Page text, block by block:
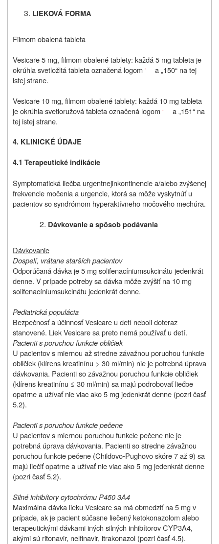
LIEKOVÁ FORMA
Filmom obalená tableta
Vesicare 5 mg, filmom obalené tablety: každá 5 mg tableta je
okrúhla svetložltá tableta označená logom
a „150“ na tej
istej strane.
Vesicare 10 mg, filmom obalené tablety: každá 10 mg tableta
je okrúhla svetloružová tableta označená logom
a „151“ na
tej istej strane.
4. KLINICKÉ ÚDAJE
4.1 Terapeutické indikácie
Symptomatická liečba urgentnejinkontinencie a/alebo zvýšenej
frekvencie močenia a urgencie, ktorá sa môže vyskytnúť u
pacientov so syndrómom hyperaktívneho močového mechúra.
Dávkovanie a spôsob podávania
Dávkovanie
Dospelí, vrátane starších pacientov
Odporúčaná dávka je 5 mg solifenacíniumsukcinátu jedenkrát
denne. V prípade potreby sa dávka môže zvýšiť na 10 mg
solifenacíniumsukcinátu jedenkrát denne.
Pediatrická populácia
Bezpečnosť a účinnosť Vesicare u detí neboli doteraz
stanovené. Liek Vesicare sa preto nemá používať u detí.
Pacienti s poruchou funkcie obličiek
U pacientov s miernou až stredne závažnou poruchou funkcie
obličiek (klírens kreatinínu > 30 ml/min) nie je potrebná úprava
dávkovania. Pacienti so závažnou poruchou funkcie obličiek
(klírens kreatinínu ≤ 30 ml/min) sa majú podrobovať liečbe
opatrne a užívať nie viac ako 5 mg jedenkrát denne (pozri časť
5.2).
Pacienti s poruchou funkcie pečene
U pacientov s miernou poruchou funkcie pečene nie je
potrebná úprava dávkovania. Pacienti so stredne závažnou
poruchou funkcie pečene (Childovo-Pughovo skóre 7 až 9) sa
majú liečiť opatrne a užívať nie viac ako 5 mg jedenkrát denne
(pozri časť 5.2).
Silné inhibítory cytochrómu P450 3A4
Maximálna dávka lieku Vesicare sa má obmedziť na 5 mg v
prípade, ak je pacient súčasne liečený ketokonazolom alebo
terapeutickými dávkami iných silných inhibítorov CYP3A4,
akými sú ritonavir, nelfinavir, itrakonazol (pozri časť 4.5).